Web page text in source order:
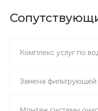
Комплекс услуг по
Замена фильтрующей